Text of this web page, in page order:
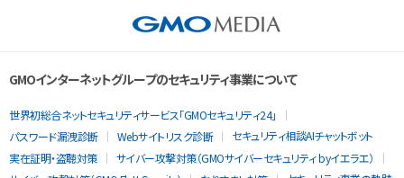
GMOインターネットグループのセキュリティ事業について
世界初総合ネットセキュリティサービス「GMOセキュリティ24」
パスワード漏洩診断
Webサイトリスク診断
セキュリティ相談AIチャットボット
実在証明・盗聴対策
サイバー攻撃対策（GMOサイバーセキュリティ byイエラエ）